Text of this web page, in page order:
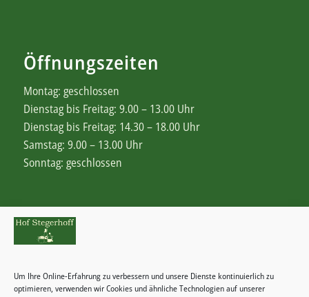
Um Ihre Online-Erfahrung zu verbessern und unsere Dienste kontinuierlich zu
optimieren, verwenden wir Cookies und ähnliche Technologien auf unserer
Öffnungszeiten
Montag: geschlossen
Dienstag bis Freitag: 9.00 – 13.00 Uhr
Dienstag bis Freitag: 14.30 – 18.00 Uhr
Samstag: 9.00 – 13.00 Uhr
Sonntag: geschlossen
Rechtliches
Widerrufsbelehrung